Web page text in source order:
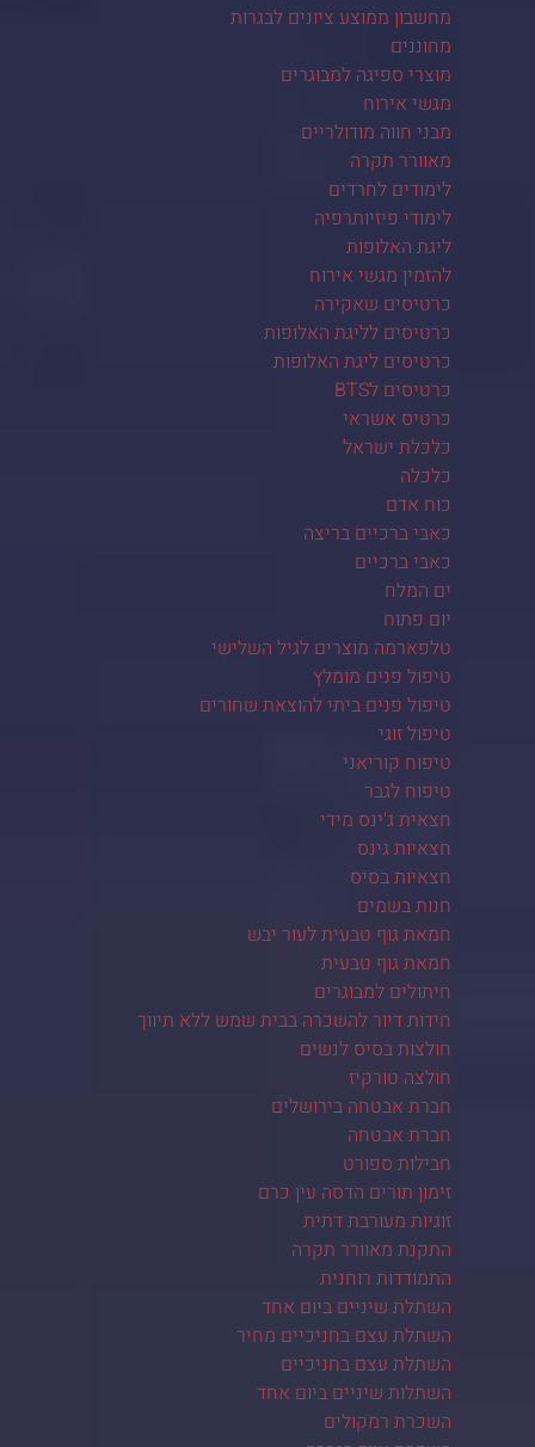
מחשבון ממוצע ציונים לבגרות
מחוננים
מוצרי ספיגה למבוגרים
מגשי אירוח
מבני חווה מודולריים
מאוורר תקרה
לימודים לחרדים
לימודי פיזיותרפיה
ליגת האלופות
להזמין מגשי אירוח
כרטיסים שאקירה
כרטיסים לליגת האלופות
כרטיסים ליגת האלופות
כרטיסים לBTS
כרטיס אשראי
כלכלת ישראל
כלכלה
כוח אדם
כאבי ברכיים בריצה
כאבי ברכיים
ים המלח
יום פתוח
טלפארמה מוצרים לגיל השלישי
טיפול פנים מומלץ
טיפול פנים ביתי להוצאת שחורים
טיפול זוגי
טיפוח קוריאני
טיפוח לגבר
חצאית ג'ינס מידי
חצאיות גינס
חצאיות בסיס
חנות בשמים
חמאת גוף טבעית לעור יבש
חמאת גוף טבעית
חיתולים למבוגרים
חידות דיור להשכרה בבית שמש ללא תיווך
חולצות בסיס לנשים
חולצה טורקיז
חברת אבטחה בירושלים
חברת אבטחה
חבילות ספורט
זימון תורים הדסה עין כרם
זוגיות מעורבת דתית
התקנת מאוורר תקרה
התמודדות רוחנית
השתלת שיניים ביום אחד
השתלת עצם בחניכיים מחיר
השתלת עצם בחניכיים
השתלות שיניים ביום אחד
השכרת רמקולים